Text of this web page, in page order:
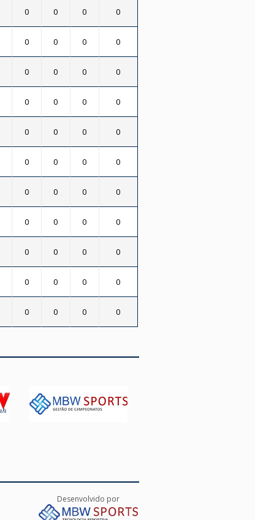
0 0 0 0
0 0 0 0
0 0 0 0
0 0 0 0
0 0 0 0
0 0 0 0
0 0 0 0
0 0 0 0
0 0 0 0
0 0 0 0
0 0 0 0
Desenvolvido por